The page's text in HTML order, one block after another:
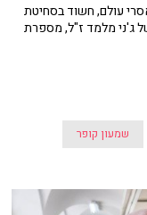
עולם, חשוד בסחיטת
ג'ני מלמד ז"ל, מספרת
שמעון קופר